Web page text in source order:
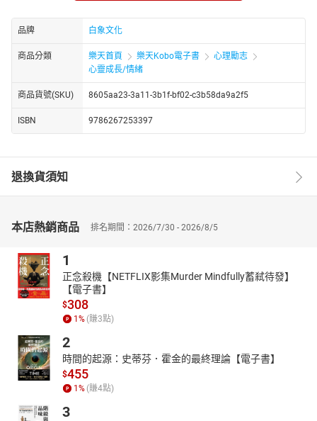
每一段關係，都有一個適當的溫度與距離，
不冷不熱，不遠不近，我需要你時你在，你需要我時我聽得見、能
回應，
37°，我們剛剛好。
有很多時刻，你驚心動魄，而世界一無所知；你翻山越嶺，而大地
前方一直有光。只是，想要接近並進入那光，你就得不停地往前
走。
很多時候，人生的突破都是在行進中發生的。它或許不來源於未
對生活Say No；你知道你有做不好的地方，你也知道你有做不到的
偽裝不是長久之道。
不同的年齡，面對無常、面對選擇，都沒有最好的答案。順了當下
的心，如了當下的意，且走且看且懷念遺憾。人生，不過是要看得
品牌 白象文化
商品分類 樂天首頁 樂天Kobo電子書
心理勵志
心靈成長/情緒
商品貨號(SKU) 8605aa23-3a11-3b1f-bf02-c3b58da9a2f5
ISBN 9786267253397
退換貨須知
本店熱銷商品 排名期間：2026/7/30 - 2026/8/5
1
正念殺機【NETFLIX影集Murder Mindfully蓄弒待發】
【電子書】
$308
1 % (賺3點)
2
時間的起源：史蒂芬．霍金的最終理論【電子書】
$455
1 % (賺4點)
3